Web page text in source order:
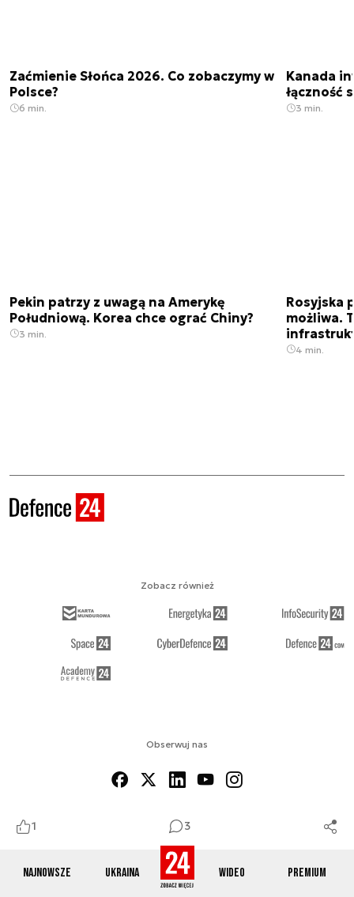
Najnowsze Ukraina Wideo Premium
1 3
Zaćmienie Słońca 2026. Co zobaczymy w
Polsce?
6 min.
Kanada
łączność
3 min.
Pekin patrzy z uwagą na Amerykę
Południową. Korea chce ograć Chiny?
3 min.
Rosyjska
możliwa.
4 min.
Obserwuj nas
REGULAMIN
Zobacz również